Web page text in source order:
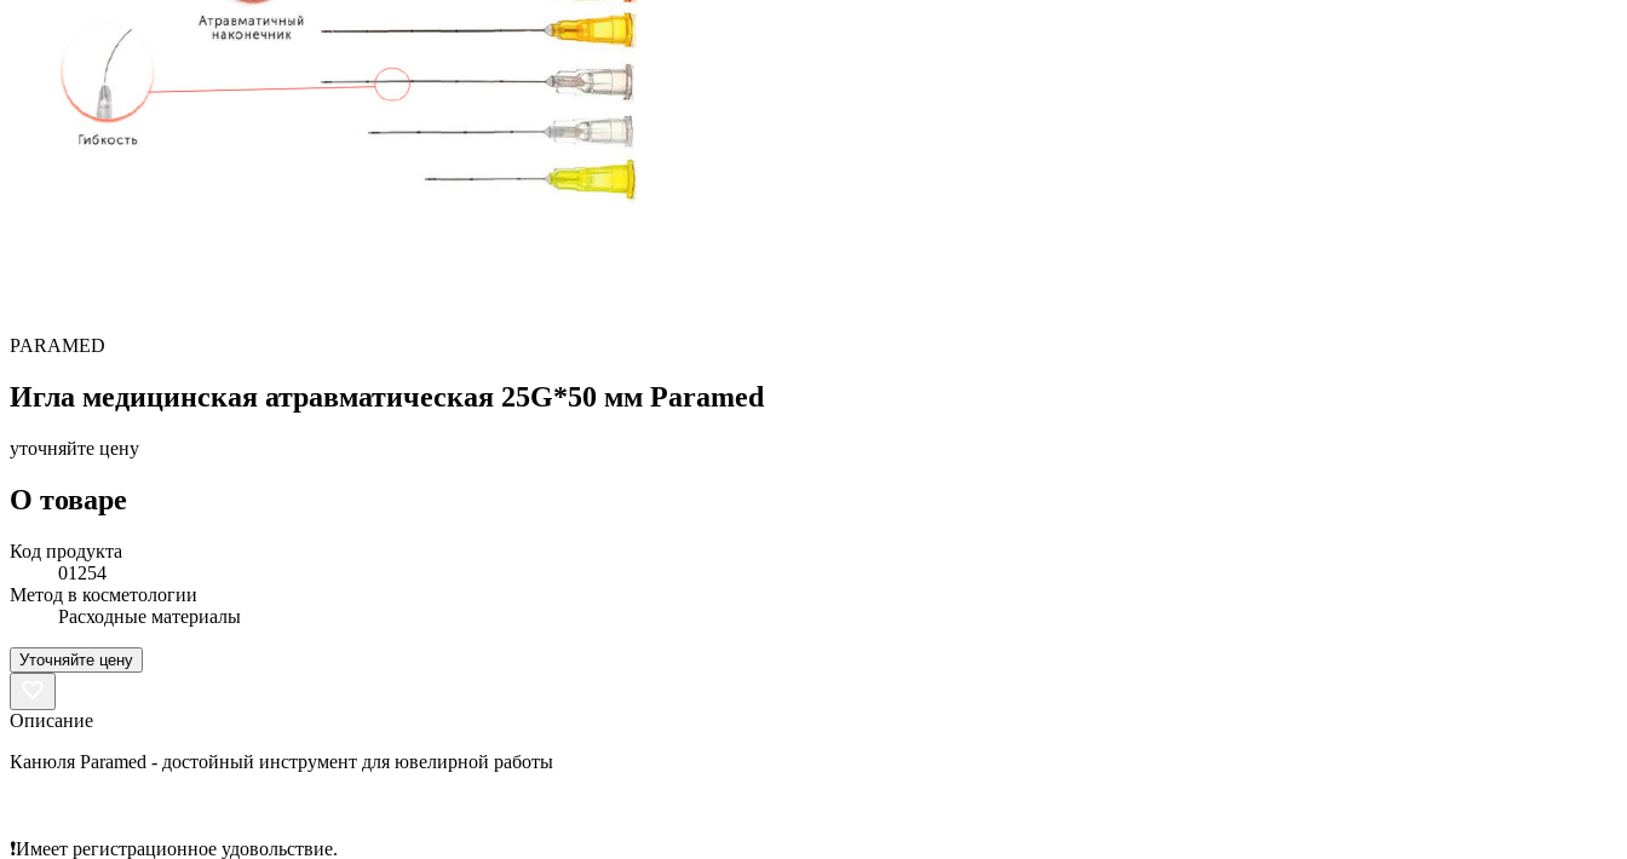
PARAMED
Игла медицинская атравматическая 25G*50 мм Paramed
уточняйте цену
О товаре
Код продукта
01254
Метод в косметологии
Расходные материалы
Уточняйте цену
Описание
Канюля Paramed - достойный инструмент для ювелирной работы
❗️Имеет регистрационное удовольствие.